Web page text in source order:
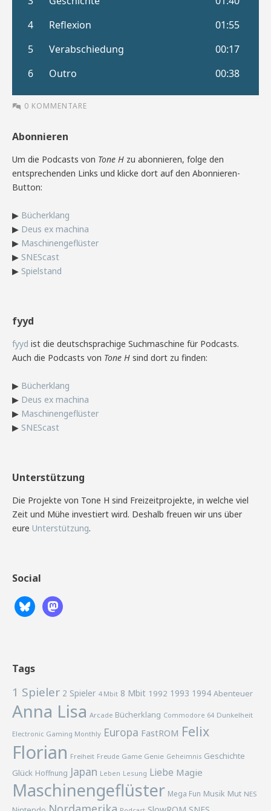
0 KOMMENTARE
Abonnieren
Um die Podcasts von Tone H zu abonnieren, folge den
entsprechenden Links und klicke dort auf den Abonnieren-
Button:
▶ Bücherklang
▶ Deus ex machina
▶ Maschinengeflüster
▶ SNEScast
▶ Spielstand
fyyd
fyyd ist die deutschsprachige Suchmaschine für Podcasts.
Auch die Podcasts von Tone H sind dort zu finden:
▶ Bücherklang
▶ Deus ex machina
▶ Maschinengeflüster
▶ SNEScast
Unterstützung
Die Projekte von Tone H sind Freizeitprojekte, in welche viel
Zeit und Mühe investiert wird. Deshalb freuen wir uns über
eure Unterstützung.
Social
Tags
1 Spieler 2 Spieler 4 Mbit 8 Mbit 1992 1993 1994 Abenteuer
Anna Lisa Arcade Bücherklang Commodore 64 Dunkelheit
Electronic Gaming Monthly Europa FastROM Felix
Florian Freiheit Freude Game Genie Geheimnis Geschichte
Glück Hoffnung Japan Leben Lesung Liebe Magie
Maschinengeflüster Mega Fun Musik Mut NES